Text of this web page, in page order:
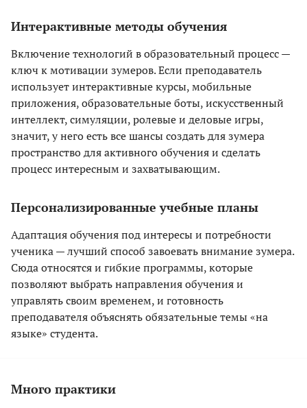
Интерактивные методы обучения
Включение технологий в образовательный процесс —
ключ к мотивации зумеров. Если преподаватель
использует интерактивные курсы, мобильные
приложения, образовательные боты, искусственный
интеллект, симуляции, ролевые и деловые игры,
значит, у него есть все шансы создать для зумера
пространство для активного обучения и сделать
процесс интересным и захватывающим.
Персонализированные учебные планы
Адаптация обучения под интересы и потребности
ученика — лучший способ завоевать внимание зумера.
Сюда относятся и гибкие программы, которые
позволяют выбрать направления обучения и
управлять своим временем, и готовность
преподавателя объяснять обязательные темы «на
языке» студента.
Много практики